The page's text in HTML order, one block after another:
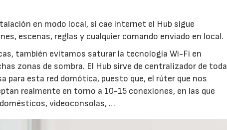
en modo local, si cae internet el Hub sigue
escenas, reglas y cualquier comando enviado en local.
también evitamos saturar la tecnología Wi-Fi en
zonas de sombra. El Hub sirve de centralizador de toda
para esta red domótica, puesto que, el rúter que nos
realmente en torno a 10-15 conexiones, en las que
videoconsolas, …